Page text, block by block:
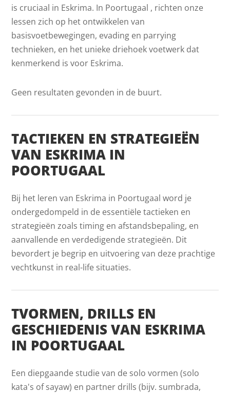
is cruciaal in Eskrima. In Poortugaal , richten onze
lessen zich op het ontwikkelen van
basisvoetbewegingen, evading en parrying
technieken, en het unieke driehoek voetwerk dat
kenmerkend is voor Eskrima.
Geen resultaten gevonden in de buurt.
TACTIEKEN EN STRATEGIEËN
VAN ESKRIMA IN
POORTUGAAL
Bij het leren van Eskrima in Poortugaal word je
ondergedompeld in de essentiële tactieken en
strategieën zoals timing en afstandsbepaling, en
aanvallende en verdedigende strategieën. Dit
bevordert je begrip en uitvoering van deze prachtige
vechtkunst in real-life situaties.
TVORMEN, DRILLS EN
GESCHIEDENIS VAN ESKRIMA
IN POORTUGAAL
Een diepgaande studie van de solo vormen (solo
kata's of sayaw) en partner drills (bijv. sumbrada,